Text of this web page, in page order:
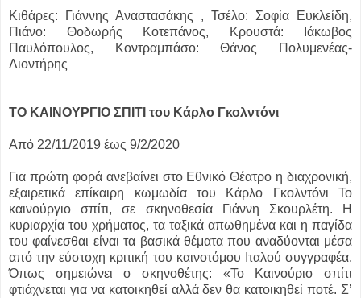
Κιθάρες: Γιάννης Αναστασάκης , Τσέλο: Σοφία Ευκλείδη,
Πιάνο: Θοδωρής Κοτεπάνος, Κρουστά: Ιάκωβος
Παυλόπουλος, Κοντραμπάσο: Θάνος Πολυμενέας-
Λιοντήρης
ΤΟ ΚΑΙΝΟΥΡΓΙΟ ΣΠΙΤΙ του Κάρλο Γκολντόνι
Από 22/11/2019 έως 9/2/2020
Για πρώτη φορά ανεβαίνει στο Εθνικό Θέατρο η διαχρονική,
εξαιρετικά επίκαιρη κωμωδία του Κάρλο Γκολντόνι Το
καινούργιο σπίτι, σε σκηνοθεσία Γιάννη Σκουρλέτη. Η
κυριαρχία του χρήματος, τα ταξικά απωθημένα και η παγίδα
του φαίνεσθαι είναι τα βασικά θέματα που αναδύονται μέσα
από την εύστοχη κριτική του καινοτόμου Ιταλού συγγραφέα.
Όπως σημειώνει ο σκηνοθέτης: «To Καινούριο σπίτι
φτιάχνεται για να κατοικηθεί αλλά δεν θα κατοικηθεί ποτέ. Σ’